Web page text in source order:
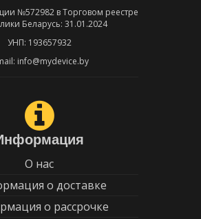
№572982 в Торговом реестре
Беларусь: 31.01.2024
УНП: 193657932
info@mydevice.by
О нас
о доставке
о рассрочке